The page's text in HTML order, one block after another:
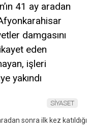
41 ay aradan
damgasını
eden
işleri
yakındı
SİYASET